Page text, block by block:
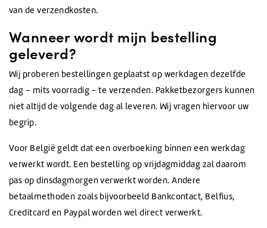
van de verzendkosten.
Wanneer wordt mijn bestelling
geleverd?
Wij proberen bestellingen geplaatst op werkdagen dezelfde
dag - mits voorradig - te verzenden. Pakketbezorgers kunnen
niet altijd de volgende dag al leveren. Wij vragen hiervoor uw
begrip.
Voor België geldt dat een overboeking binnen een werkdag
verwerkt wordt. Een bestelling op vrijdagmiddag zal daarom
pas op dinsdagmorgen verwerkt worden. Andere
betaalmethoden zoals bijvoorbeeld Bankcontact, Belfius,
Creditcard en Paypal worden wel direct verwerkt.